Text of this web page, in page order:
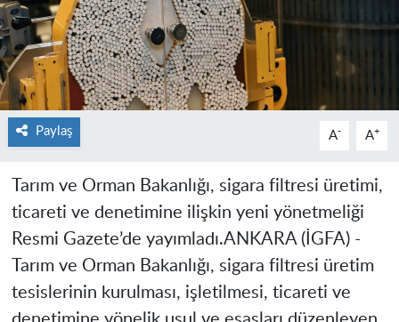
Paylaş A- A+
Tarım ve Orman Bakanlığı, sigara filtresi üretimi,
ticareti ve denetimine ilişkin yeni yönetmeliği
Resmi Gazete’de yayımladı.ANKARA (İGFA) -
Tarım ve Orman Bakanlığı, sigara filtresi üretim
tesislerinin kurulması, işletilmesi, ticareti ve